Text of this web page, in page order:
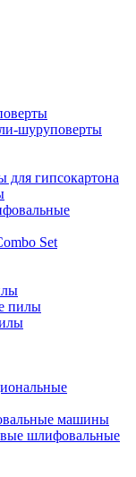
шуруповерты
гипсокартона
Set
пилы
машины
шлифовальные